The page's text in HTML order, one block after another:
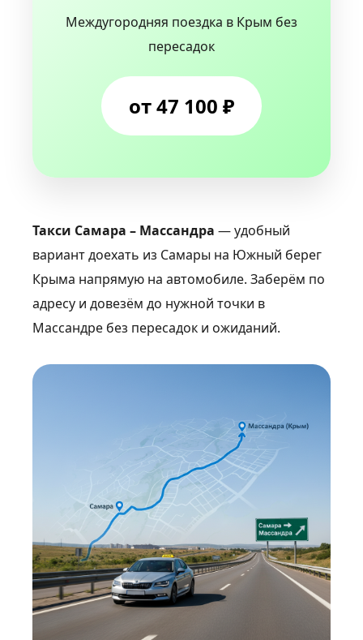
Междугородняя поездка в Крым без
пересадок
от 47 100 ₽
Такси Самара – Массандра — удобный
вариант доехать из Самары на Южный берег
Крыма напрямую на автомобиле. Заберём по
адресу и довезём до нужной точки в
Массандре без пересадок и ожиданий.